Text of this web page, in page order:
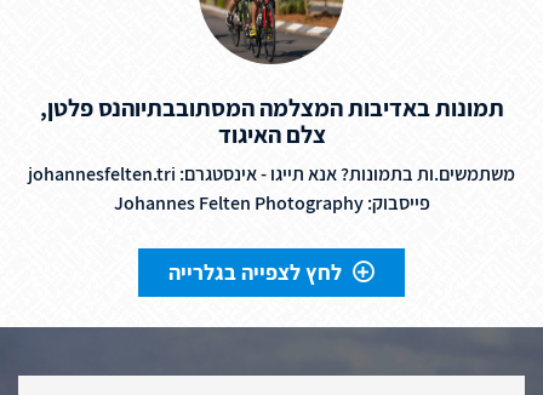
תמונות באדיבות המצלמה המסתובבתיוהנס פלטן,
צלם האיגוד
משתמשים.ות בתמונות? אנא תייגו - אינסטגרם: johannesfelten.tri
פייסבוק: Johannes Felten Photography
לחץ לצפייה בגלרייה